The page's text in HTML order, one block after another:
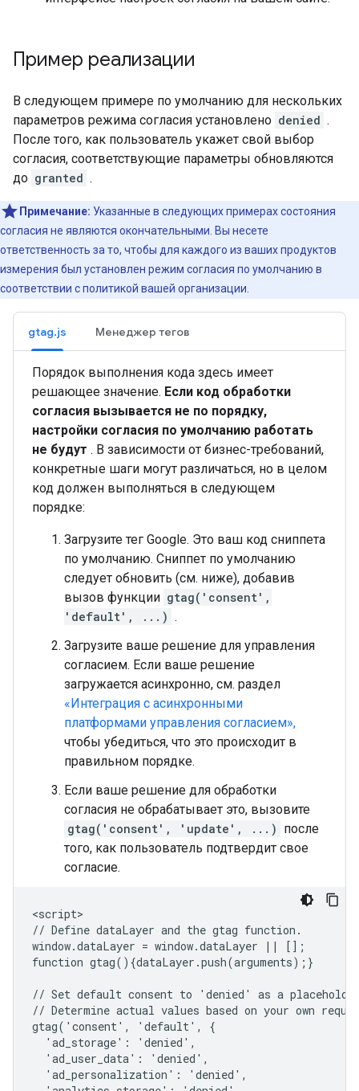
Пример реализации
В следующем примере по умолчанию для нескольких
параметров режима согласия установлено denied .
После того, как пользователь укажет свой выбор
согласия, соответствующие параметры обновляются
до granted .
Примечание: Указанные в следующих примерах состояния
согласия не являются окончательными. Вы несете
ответственность за то, чтобы для каждого из ваших продуктов
измерения был установлен режим согласия по умолчанию в
соответствии с политикой вашей организации.
gtag.js Менеджер тегов
Порядок выполнения кода здесь имеет
решающее значение. Если код обработки
согласия вызывается не по порядку,
настройки согласия по умолчанию работать
не будут . В зависимости от бизнес-требований,
конкретные шаги могут различаться, но в целом
код должен выполняться в следующем
порядке:
Загрузите тег Google. Это ваш код сниппета
по умолчанию. Сниппет по умолчанию
следует обновить (см. ниже), добавив
вызов функции gtag('consent',
'default', ...) .
Загрузите ваше решение для управления
согласием. Если ваше решение
загружается асинхронно, см. раздел
«Интеграция с асинхронными
платформами управления согласием»,
чтобы убедиться, что это происходит в
правильном порядке.
Если ваше решение для обработки
согласия не обрабатывает это, вызовите
gtag('consent', 'update', ...) после
того, как пользователь подтвердит свое
согласие.
<script>
// Define dataLayer and the gtag function.
window.dataLayer = window.dataLayer || [];
function gtag(){dataLayer.push(arguments);}
// Set default consent to 'denied' as a
// Determine actual values based on your own
gtag('consent', 'default', {
  'ad_storage': 'denied',
  'ad_user_data': 'denied',
  'ad_personalization': 'denied',